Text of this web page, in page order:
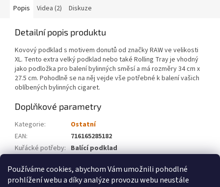
Používáme cookies, abychom Vám umožnili pohodlné
prohlížení webu a díky analýze provozu webu neustále
Popis
Videa (2) Diskuze
Detailní popis produktu
Kovový podklad s motivem donutů od značky RAW ve velikosti
XL. Tento extra velký podklad nebo také Rolling Tray je vhodný
jako podložka pro balení bylinných směsí a má rozměry34 cm x
27.5 cm. Pohodlně se na něj vejde vše potřebné k balení vašich
oblíbených bylinných cigaret.
Doplňkové parametry
Kategorie:
Ostatní
EAN:
716165285182
Kuřácké potřeby: Balící podklad